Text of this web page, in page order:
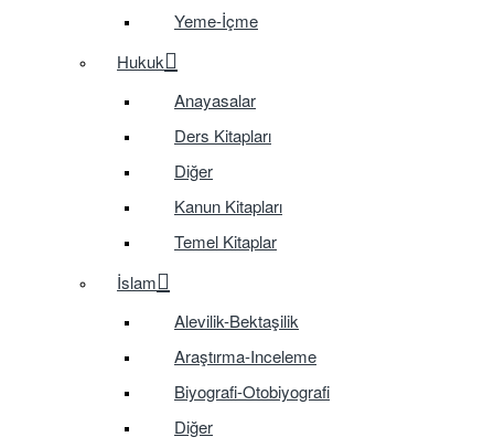
Yeme-İçme
Hukuk
Anayasalar
Ders Kitapları
Diğer
Kanun Kitapları
Temel Kitaplar
İslam
Alevilik-Bektaşilik
Araştırma-Inceleme
Biyografi-Otobiyografi
Diğer